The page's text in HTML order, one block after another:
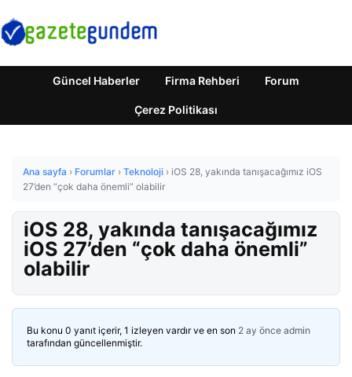
Güncel Haberler Firma Rehberi Forum
Çerez Politikası
Ana sayfa › Forumlar › Teknoloji › iOS 28, yakında tanışacağımız iOS
27’den “çok daha önemli” olabilir
iOS 28, yakında tanışacağımız
iOS 27’den “çok daha önemli”
olabilir
Bu konu 0 yanıt içerir, 1 izleyen vardır ve en son 2 ay önce admin
tarafından güncellenmiştir.